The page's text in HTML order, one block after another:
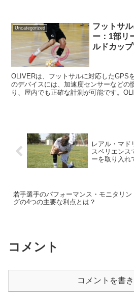
OLIVERはキャンパスエクスペリエンス
ドリードとの提携や他の大会でも採用さ
グにおいて重要な役割を果たしています
Uncategorized
フットサ
ー：1部リ
ルドカッ
OLIVERは、フットサルに対応したGPS
のデバイスには、加速度センサーなどの
り、屋内でも正確な計測が可能です。
セロネータ・フットサルCEや、ベネズ
ームなど、多くのチームに採用されてい
レアル・マド
スペリエンス
ーを取り入れ
若手選手のパフォーマンス・モニタリン
グの4つの主要な利点とは？
コメント
コメントを書